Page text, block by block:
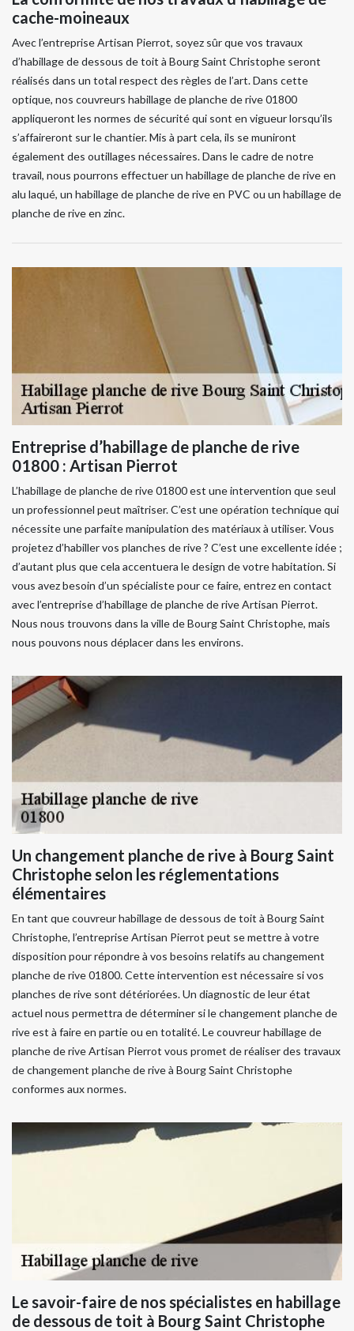
cache-moineaux
Avec l’entreprise Artisan Pierrot, soyez sûr que vos travaux
d’habillage de dessous de toit à Bourg Saint Christophe seront
réalisés dans un total respect des règles de l’art. Dans cette
optique, nos couvreurs habillage de planche de rive 01800
appliqueront les normes de sécurité qui sont en vigueur lorsqu’ils
s’affaireront sur le chantier. Mis à part cela, ils se muniront
également des outillages nécessaires. Dans le cadre de notre
travail, nous pourrons effectuer un habillage de planche de rive en
alu laqué, un habillage de planche de rive en PVC ou un habillage de
planche de rive en zinc.
Entreprise d’habillage de planche de rive
01800 : Artisan Pierrot
L’habillage de planche de rive 01800 est une intervention que seul
un professionnel peut maîtriser. C’est une opération technique qui
nécessite une parfaite manipulation des matériaux à utiliser. Vous
projetez d’habiller vos planches de rive ? C’est une excellente idée ;
d’autant plus que cela accentuera le design de votre habitation. Si
vous avez besoin d’un spécialiste pour ce faire, entrez en contact
avec l’entreprise d’habillage de planche de rive Artisan Pierrot.
Nous nous trouvons dans la ville de Bourg Saint Christophe, mais
nous pouvons nous déplacer dans les environs.
Un changement planche de rive à Bourg Saint
Christophe selon les réglementations
élémentaires
En tant que couvreur habillage de dessous de toit à Bourg Saint
Christophe, l’entreprise Artisan Pierrot peut se mettre à votre
disposition pour répondre à vos besoins relatifs au changement
planche de rive 01800. Cette intervention est nécessaire si vos
planches de rive sont détériorées. Un diagnostic de leur état
actuel nous permettra de déterminer si le changement planche de
rive est à faire en partie ou en totalité. Le couvreur habillage de
planche de rive Artisan Pierrot vous promet de réaliser des travaux
de changement planche de rive à Bourg Saint Christophe
conformes aux normes.
Le savoir-faire de nos spécialistes en habillage
de dessous de toit à Bourg Saint Christophe